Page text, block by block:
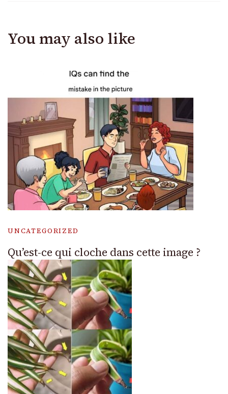
You may also like
UNCATEGORIZED
Qu’est-ce qui cloche dans cette image ?